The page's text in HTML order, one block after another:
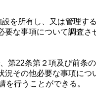
を所有し、又は管理す
な事項について調査さ
第22条第２項及び前条
その他必要な事項につ
行うことができる。